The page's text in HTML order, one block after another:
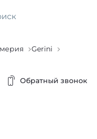
Gerini
Обратный звонок